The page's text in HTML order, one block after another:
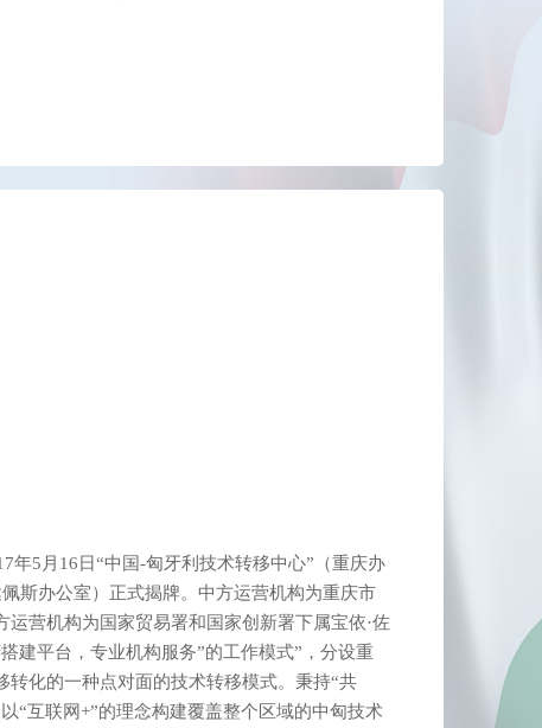
年5月16日“中国-匈牙利技术转移中心”（重庆办
斯办公室）正式揭牌。中方运营机构为重庆市
营机构为国家贸易署和国家创新署下属宝依·佐
建平台，专业机构服务”的工作模式”，分设重
化的一种点对面的技术转移模式。秉持“共
“互联网+”的理念构建覆盖整个区域的中匈技术